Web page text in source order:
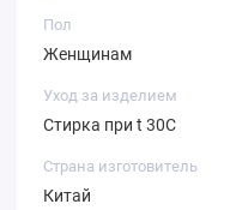
Пол
Женщинам
Уход за изделием
Стирка при t 30С
Страна изготовитель
Китай